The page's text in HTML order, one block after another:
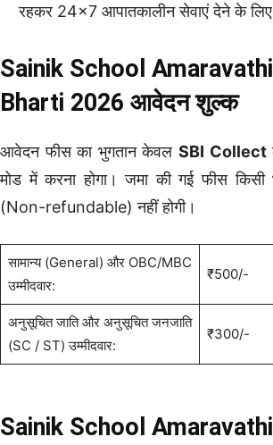
रहकर 24×7 आपातकालीन सेवाएं देने के लिए
Sainik School
Bharti 2026 आवेदन शुल्क
आवेदन फीस का भुगतान केवल SBI Collect
मोड में करना होगा। जमा की गई फीस किसी
(Non-refundable) नहीं होगी।
सामान्य (General) और OBC/MBC
उम्मीदवार:
₹500/-
अनुसूचित जाति और अनुसूचित जनजाति
(SC / ST) उम्मीदवार:
₹300/-
Sainik School